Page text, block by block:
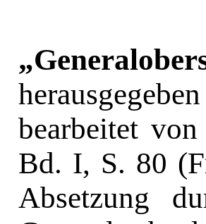
bearbeitet
Bd. I, S. 80
Absetzung